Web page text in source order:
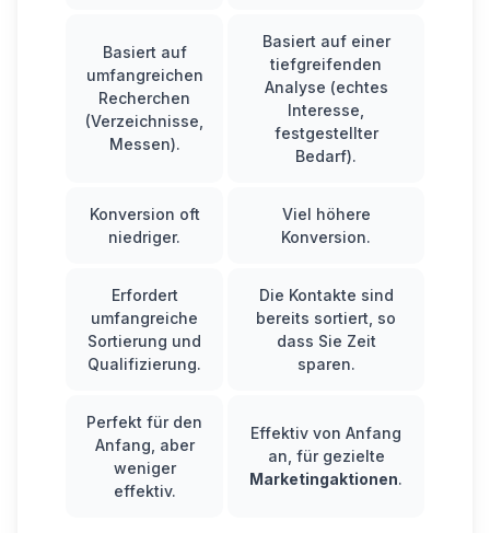
Basiert auf
umfangreichen
Recherchen
(Verzeichnisse,
Messen).
Basiert auf einer
tiefgreifenden
Analyse (echtes
Interesse,
festgestellter
Bedarf).
Konversion oft
niedriger.
Viel höhere
Konversion.
Erfordert
umfangreiche
Sortierung und
Qualifizierung.
Die Kontakte sind
bereits sortiert, so
dass Sie Zeit
sparen.
Perfekt für den
Anfang, aber
weniger
effektiv.
Effektiv von Anfang
an, für gezielte
Marketingaktionen.